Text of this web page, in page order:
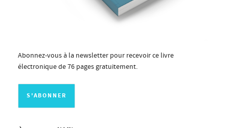
Abonnez-vous à la newsletter pour recevoir ce livre
électronique de 76 pages gratuitement.